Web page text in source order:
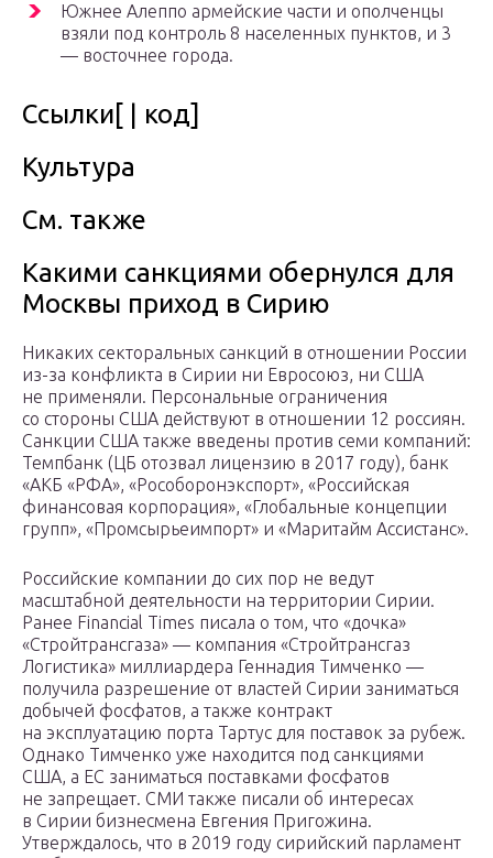
Южнее Алеппо армейские части и ополченцы
взяли под контроль 8 населенных пунктов, и 3
— восточнее города.
Ссылки[ | код]
Культура
См. также
Какими санкциями обернулся для
Москвы приход в Сирию
Никаких секторальных санкций в отношении России
из-за конфликта в Сирии ни Евросоюз, ни США
не применяли. Персональные ограничения
со стороны США действуют в отношении 12 россиян.
Санкции США также введены против семи компаний:
Темпбанк (ЦБ отозвал лицензию в 2017 году), банк
«АКБ «РФА», «Рособоронэкспорт», «Российская
финансовая корпорация», «Глобальные концепции
групп», «Промсырьеимпорт» и «Маритайм Ассистанс».
Российские компании до сих пор не ведут
масштабной деятельности на территории Сирии.
Ранее Financial Times писала о том, что «дочка»
«Стройтрансгаза» — компания «Стройтрансгаз
Логистика» миллиардера Геннадия Тимченко —
получила разрешение от властей Сирии заниматься
добычей фосфатов, а также контракт
на эксплуатацию порта Тартус для поставок за рубеж.
Однако Тимченко уже находится под санкциями
США, а ЕС заниматься поставками фосфатов
не запрещает. СМИ также писали об интересах
в Сирии бизнесмена Евгения Пригожина.
Утверждалось, что в 2019 году сирийский парламент